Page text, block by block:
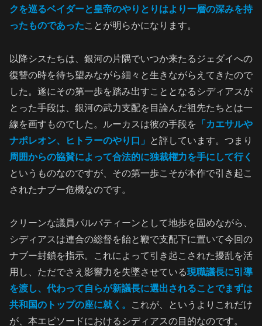
クを巡るベイダーと皇帝のやりとりはより一層の深みを持
ったものであったことが明らかになります。
以降シスたちは、銀河の片隅でいつか来たるジェダイへの
復讐の時を待ち望みながら細々と生きながらえてきたので
した。遂にその第一歩を踏み出すこととなるシディアスが
とった手段は、銀河の武力支配を目論んだ祖先たちとは一
線を画すものでした。ルーカスは彼の手段を 「カエサルや
ナポレオン、ヒトラーのやり口」
と評しています。つまり
周囲からの協賛によって合法的に独裁権力を手にして行く
というものなのですが、その第一歩こそが本作で引き起こ
されたナブー危機なのです。
クリーンな議員パルパティーンとして地歩を固めながら、
シディアスは連合の総督を飴と鞭で支配下に置いて今回の
ナブー封鎖を指示。これによって引き起こされた擾乱を活
用し、ただでさえ影響力を失墜させている現職議長に引導
を渡し、代わって自らが新議長に選出されることでまずは
共和国のトップの座に就く。
これが、というよりこれだけ
が、本エピソードにおけるシディアスの目的なのです。